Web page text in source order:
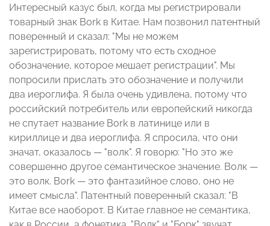
Интересный казус был, когда мы регистрировали
товарный знак Bork в Китае. Нам позвонил патентный
поверенный и сказал: "Мы не можем
зарегистрировать, потому что есть сходное
обозначение, которое мешает регистрации". Мы
попросили прислать это обозначение и получили
два иероглифа. Я была очень удивлена, потому что
российский потребитель или европейский никогда
не спутает название Bork в латинице или в
кириллице и два иероглифа. Я спросила, что они
значат, оказалось — "волк". Я говорю: "Но это же
совершенно другое семантическое значение. Волк —
это волк. Bork — это фантазийное слово, оно не
имеет смысла". Патентный поверенный сказал: "В
Китае все наоборот. В Китае главное не семантика,